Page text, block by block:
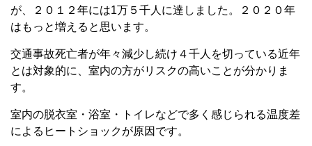
が、２０１２年には1万５千人に達しました。２０２０年
はもっと増えると思います。
交通事故死亡者が年々減少し続け４千人を切っている近年
とは対象的に、室内の方がリスクの高いことが分かりま
す。
室内の脱衣室・浴室・トイレなどで多く感じられる温度差
によるヒートショックが原因です。